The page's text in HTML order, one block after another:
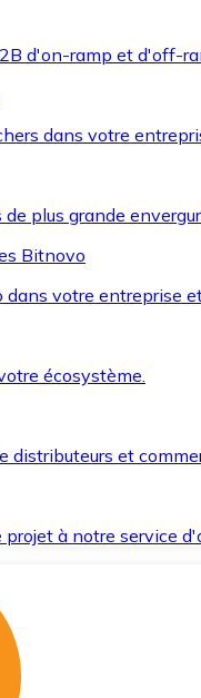
d'on-ramp et d'off-
dans votre
plus grande
Bitnovo
votre entreprise
écosystème.
distributeurs et
à notre service